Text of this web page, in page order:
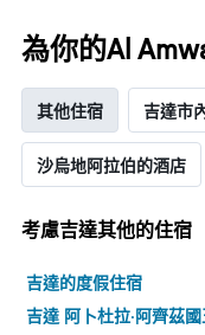
為你的Al
其他住宿 吉達市
沙烏地阿拉伯的酒店
考慮吉達​其他的住宿
吉達的度假住宿
吉達 阿卜杜拉·阿齊茲